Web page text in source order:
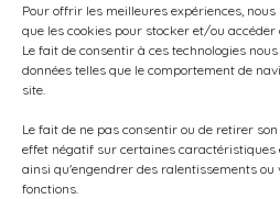
Pour offrir les meilleures expériences,
que les cookies pour stocker et/ou
Le fait de consentir à ces technologies
données telles que le comportement de
site.
Le fait de ne pas consentir ou de retirer
effet négatif sur certaines caractéristiques
ainsi qu'engendrer des ralentissements
fonctions.